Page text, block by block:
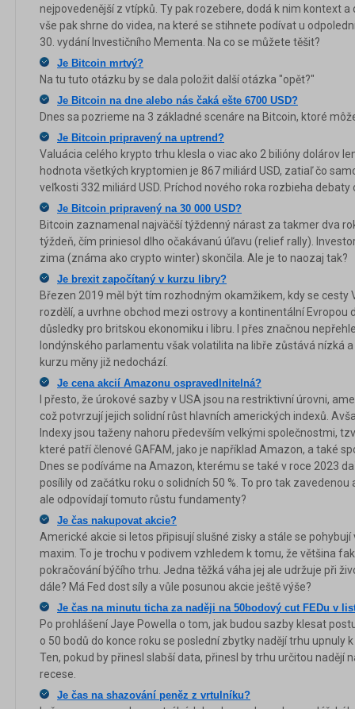
nejpovedenější z vtípků. Ty pak rozebere, dodá k nim kontext
vše pak shrne do videa, na které se stihnete podívat u
30. vydání Investičního Mementa. Na co se můžete těšit?
Je Bitcoin mrtvý?
Na tu tuto otázku by se dala položit další otázka "opět?"
Je Bitcoin na dne alebo nás čaká ešte 6700 USD?
Dnes sa pozrieme na 3 základné scenáre na Bitcoin, ktoré
Je Bitcoin pripravený na uptrend?
Valuácia celého krypto trhu klesla o viac ako 2 bilióny dolárov
hodnota všetkých kryptomien je 867 miliárd USD, zatiaľ čo
veľkosti 332 miliárd USD. Príchod nového roka rozbieha
Je Bitcoin pripravený na 30 000 USD?
Bitcoin zaznamenal najväčší týždenný nárast za takmer dva
týždeň, čím priniesol dlho očakávanú úľavu (relief rally).
zima (známa ako crypto winter) skončila. Ale je to naozaj tak?
Je brexit započítaný v kurzu libry?
Březen 2019 měl být tím rozhodným okamžikem, kdy se cesty
rozdělí, a uvrhne obchod mezi ostrovy a kontinentální Evropou
důsledky pro britskou ekonomiku i libru. I přes značnou
londýnského parlamentu však volatilita na libře zůstává nízká
kurzu měny již nedochází.
Je cena akcií Amazonu ospravedlnitelná?
I přesto, že úrokové sazby v USA jsou na restriktivní úrovni,
což potvrzují jejich solidní růst hlavních amerických indexů.
Indexy jsou taženy nahoru především velkými společnostmi,
které patří členové GAFAM, jako je například Amazon, a také
Dnes se podíváme na Amazon, kterému se také v roce 2023
posílily od začátku roku o solidních 50 %. To pro tak
ale odpovídají tomuto růstu fundamenty?
Je čas nakupovat akcie?
Americké akcie si letos připisují slušné zisky a stále se
maxim. To je trochu v podivem vzhledem k tomu, že většina
pokračování býčího trhu. Jedna těžká váha jej ale udržuje při
dále? Má Fed dost síly a vůle posunou akcie ještě výše?
Je čas na minutu ticha za naději na 50bodový cut FEDu v
Po prohlášení Jaye Powella o tom, jak budou sazby klesat
o 50 bodů do konce roku se poslední zbytky nadějí trhu upnuly
Ten, pokud by přinesl slabší data, přinesl by trhu určitou nadějí
recese.
Je čas na shazování peněz z vrtulníku?